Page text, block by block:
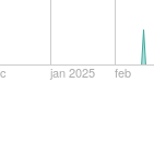
jan 2025 feb